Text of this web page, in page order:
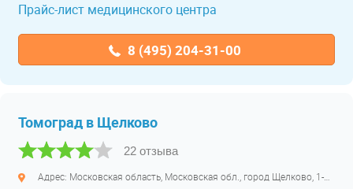
Прайс-лист медицинского центра
8 (495) 204-31-00
Томоград в Щелково
22 отзыва